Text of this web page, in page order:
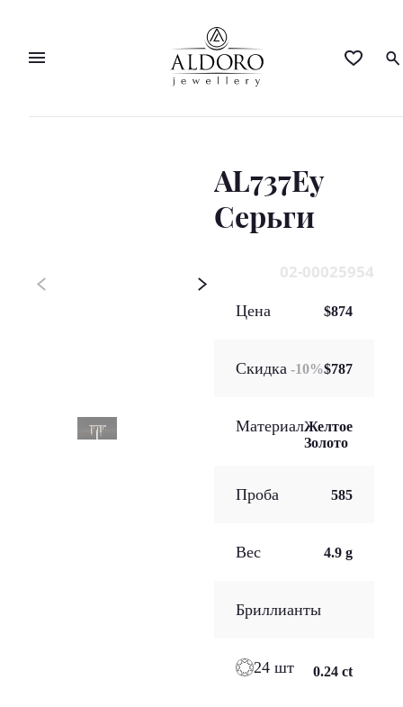
AL737Ey
Серьги
02-00025954
Цена $874
Скидка -10%$787
МатериалЖелтое
Золото
Проба 585
Вес 4.9 g
Бриллианты
24 шт 0.24 ct